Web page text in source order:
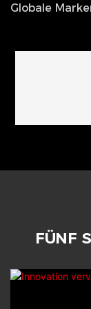
Globale
FÜNF